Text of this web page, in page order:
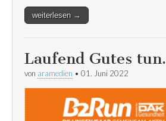
weiterlesen →
Laufend Gutes
von aramedien • 01. Juni 2022